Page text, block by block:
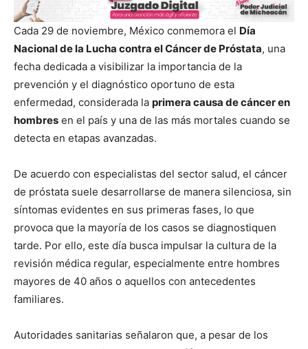
Cada 29 de noviembre, México conmemora el Día
Nacional de la Lucha contra el Cáncer de Próstata, una
fecha dedicada a visibilizar la importancia de la
prevención y el diagnóstico oportuno de esta
enfermedad, considerada la primera causa de cáncer en
hombres en el país y una de las más mortales cuando se
detecta en etapas avanzadas.
De acuerdo con especialistas del sector salud, el cáncer
de próstata suele desarrollarse de manera silenciosa, sin
síntomas evidentes en sus primeras fases, lo que
provoca que la mayoría de los casos se diagnostiquen
tarde. Por ello, este día busca impulsar la cultura de la
revisión médica regular, especialmente entre hombres
mayores de 40 años o aquellos con antecedentes
familiares.
Autoridades sanitarias señalaron que, a pesar de los